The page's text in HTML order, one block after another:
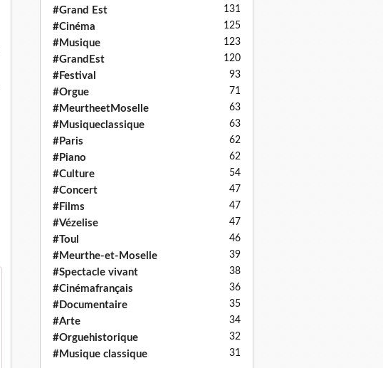
#Grand Est 131
#Cinéma 125
#Musique 123
#GrandEst 120
#Festival 93
#Orgue 71
#MeurtheetMoselle 63
#Musiqueclassique 63
#Paris 62
#Piano 62
#Culture 54
#Concert 47
#Films 47
#Vézelise 47
#Toul 46
#Meurthe-et-Moselle 39
#Spectacle vivant 38
#Cinémafrançais 36
#Documentaire 35
#Arte 34
#Orguehistorique 32
#Musique classique 31